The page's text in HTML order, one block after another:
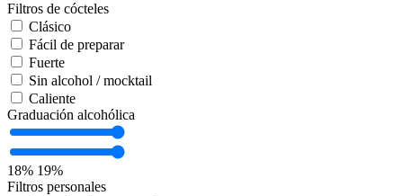
Filtros de cócteles
Clásico
Fácil de preparar
Fuerte
Sin alcohol / mocktail
Caliente
Graduación alcohólica
18% 19%
Filtros personales